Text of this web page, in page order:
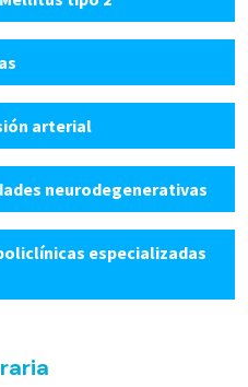
arterial
neurodegenerativas
especializadas